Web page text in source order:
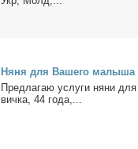
Ня­ня для Ва­ше­го ма­лы­ша
Пред­ла­гаю услу­ги ня­ни
вич­ка, 44 го­да,...